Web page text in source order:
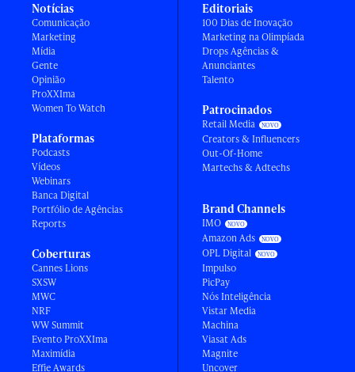
Notícias
Comunicação
Marketing
Mídia
Gente
Opinião
ProXXIma
Women To Watch
Plataformas
Podcasts
Vídeos
Webinars
Banca Digital
Portfólio de Agências
Reports
Coberturas
Cannes Lions
SXSW
MWC
NRF
WW Summit
Evento ProXXIma
Maximídia
Effie Awards
Editoriais
100 Dias de Inovação
Marketing na Olimpíada
Drops Agências &
Anunciantes
Talento
Patrocinados
Retail Media
Creators & Influencers
Out-Of-Home
Martechs & Adtechs
Brand Channels
IMO
Amazon Ads
OPL Digital
Impulso
PicPay
Nós Inteligência
Vistar Media
Machina
Viasat Ads
Magnite
Uncover